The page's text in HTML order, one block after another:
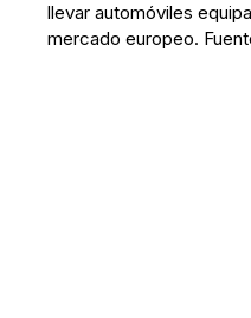
llevar automóviles
mercado europeo.